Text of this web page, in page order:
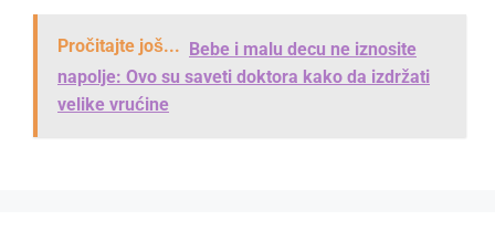
Pročitajte još...
Bebe i malu decu ne iznosite
napolje: Ovo su saveti doktora kako da izdržati
velike vrućine